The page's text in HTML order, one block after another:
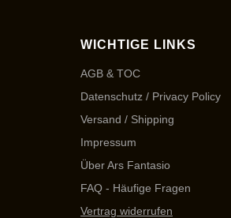
WICHTIGE LINKS
AGB & TOC
Datenschutz / Privacy Policy
Versand / Shipping
Impressum
Über Ars Fantasio
FAQ - Häufige Fragen
Vertrag widerrufen